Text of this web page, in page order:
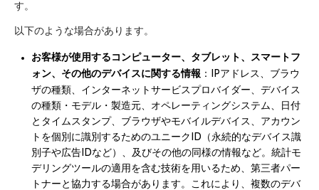
す。
以下のような場合があります。
お客様が使用するコンピューター、タブレット、スマートフ
ォン、その他のデバイスに関する情報 ：IPアドレス、ブラウ
ザの種類、インターネットサービスプロバイダー、デバイス
の種類・モデル・製造元、オペレーティングシステム、日付
とタイムスタンプ、ブラウザやモバイルデバイス、アカウン
トを個別に識別するためのユニークID（永続的なデバイス識
別子や広告IDなど）、及びその他の同様の情報など。統計モ
デリングツールの適用を含む技術を用いるため、第三者パー
トナーと協力する場合があります。これにより、複数のデバ